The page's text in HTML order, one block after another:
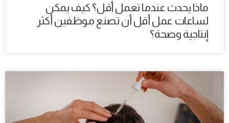
ماذا يحدث عندما تعمل أقل؟ كيف يمكن
لساعات عمل أقل أن تصنع موظفين أكثر
إنتاجية وصحة؟